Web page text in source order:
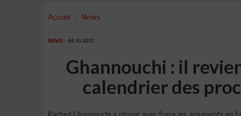
Accueil News
NEWS - 04.10.2012
Ghannouchi : il
calendrier des
Rached Ghannouchi a récusé avec force les arguments